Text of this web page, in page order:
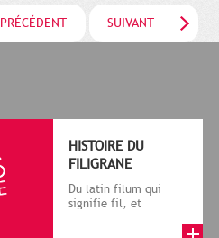
PRÉCÉDENT SUIVANT
HISTOIRE DU
FILIGRANE
Du latin filum qui
signifie fil, et